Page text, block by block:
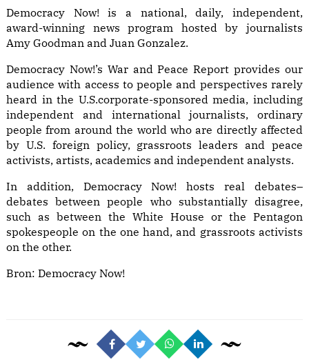
Democracy Now! is a national, daily, independent,
award-winning news program hosted by journalists
Amy Goodman and Juan Gonzalez.
Democracy Now!’s War and Peace Report provides our
audience with access to people and perspectives rarely
heard in the U.S.corporate-sponsored media, including
independent and international journalists, ordinary
people from around the world who are directly affected
by U.S. foreign policy, grassroots leaders and peace
activists, artists, academics and independent analysts.
In addition, Democracy Now! hosts real debates–
debates between people who substantially disagree,
such as between the White House or the Pentagon
spokespeople on the one hand, and grassroots activists
on the other.
Bron: Democracy Now!